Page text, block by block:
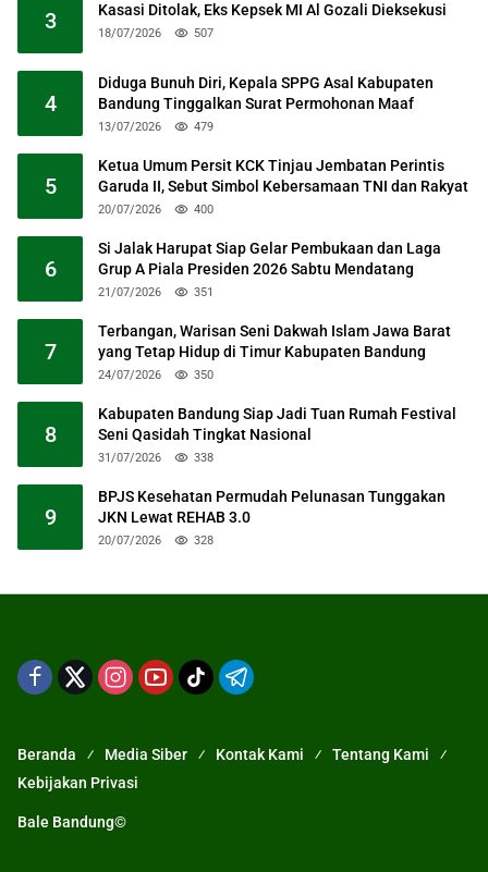
3 Kasasi Ditolak, Eks Kepsek MI Al Gozali Dieksekusi
18/07/2026 507
4
Diduga Bunuh Diri, Kepala SPPG Asal Kabupaten
Bandung Tinggalkan Surat Permohonan Maaf
13/07/2026 479
5
Ketua Umum Persit KCK Tinjau Jembatan Perintis
Garuda II, Sebut Simbol Kebersamaan TNI dan Rakyat
20/07/2026 400
6
Si Jalak Harupat Siap Gelar Pembukaan dan Laga
Grup A Piala Presiden 2026 Sabtu Mendatang
21/07/2026 351
7
Terbangan, Warisan Seni Dakwah Islam Jawa Barat
yang Tetap Hidup di Timur Kabupaten Bandung
24/07/2026 350
8
Kabupaten Bandung Siap Jadi Tuan Rumah Festival
Seni Qasidah Tingkat Nasional
31/07/2026 338
9
BPJS Kesehatan Permudah Pelunasan Tunggakan
JKN Lewat REHAB 3.0
20/07/2026 328
Beranda Media Siber Kontak Kami
Tentang Kami
Kebijakan Privasi
Bale Bandung©